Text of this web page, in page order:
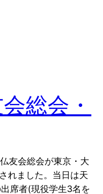
総会・
会総会が東京・大
れました。当日は天
席者(現役学生3名を